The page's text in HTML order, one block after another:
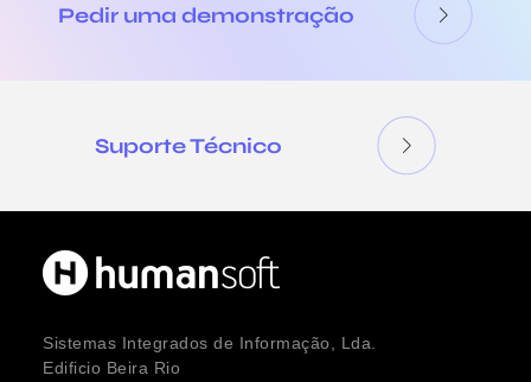
Pedir uma demonstração
Suporte Técnico
Sistemas Integrados de Informação, Lda.
Edificio Beira Rio